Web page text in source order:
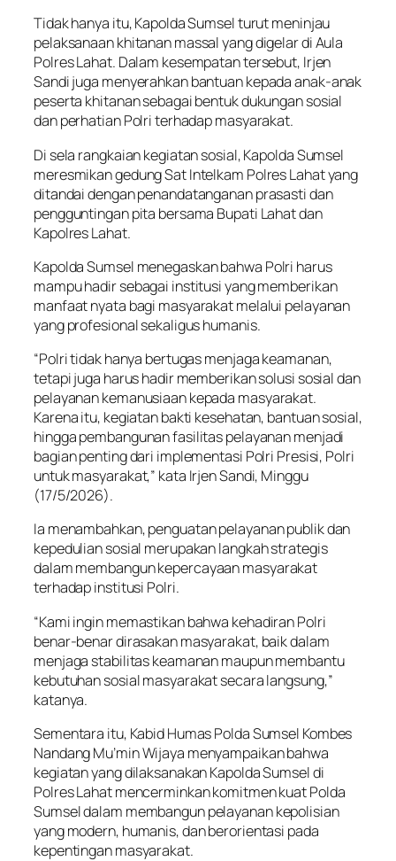
Tidak hanya itu, Kapolda Sumsel turut meninjau
pelaksanaan khitanan massal yang digelar di Aula
Polres Lahat. Dalam kesempatan tersebut, Irjen
Sandi juga menyerahkan bantuan kepada anak-anak
peserta khitanan sebagai bentuk dukungan sosial
dan perhatian Polri terhadap masyarakat.
Di sela rangkaian kegiatan sosial, Kapolda Sumsel
meresmikan gedung Sat Intelkam Polres Lahat yang
ditandai dengan penandatanganan prasasti dan
pengguntingan pita bersama Bupati Lahat dan
Kapolres Lahat.
Kapolda Sumsel menegaskan bahwa Polri harus
mampu hadir sebagai institusi yang memberikan
manfaat nyata bagi masyarakat melalui pelayanan
yang profesional sekaligus humanis.
“Polri tidak hanya bertugas menjaga keamanan,
tetapi juga harus hadir memberikan solusi sosial dan
pelayanan kemanusiaan kepada masyarakat.
Karena itu, kegiatan bakti kesehatan, bantuan sosial,
hingga pembangunan fasilitas pelayanan menjadi
bagian penting dari implementasi Polri Presisi, Polri
untuk masyarakat,” kata Irjen Sandi, Minggu
(17/5/2026).
Ia menambahkan, penguatan pelayanan publik dan
kepedulian sosial merupakan langkah strategis
dalam membangun kepercayaan masyarakat
terhadap institusi Polri.
“Kami ingin memastikan bahwa kehadiran Polri
benar-benar dirasakan masyarakat, baik dalam
menjaga stabilitas keamanan maupun membantu
kebutuhan sosial masyarakat secara langsung,”
katanya.
Sementara itu, Kabid Humas Polda Sumsel Kombes
Nandang Mu’min Wijaya menyampaikan bahwa
kegiatan yang dilaksanakan Kapolda Sumsel di
Polres Lahat mencerminkan komitmen kuat Polda
Sumsel dalam membangun pelayanan kepolisian
yang modern, humanis, dan berorientasi pada
kepentingan masyarakat.